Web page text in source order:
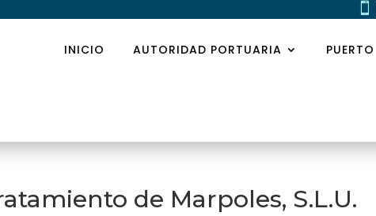

INICIO AUTORIDAD PORTUARIA PUERTO
de Marpoles, S.L.U.